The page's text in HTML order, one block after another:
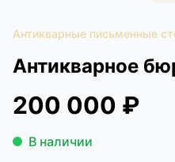
Антикварные письменные
Антикварное
200 000 ₽
В наличии